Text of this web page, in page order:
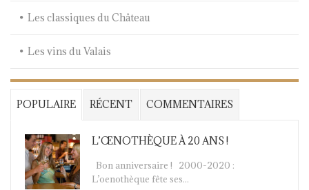
Les classiques du Château
Les vins du Valais
POPULAIRE RÉCENT COMMENTAIRES
L’ŒNOTHÈQUE À 20 ANS !
Bon anniversaire ! 2000-2020 :
L’oenothèque fête ses...